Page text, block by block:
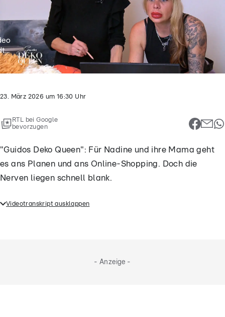
23. März 2026 um 16:30 Uhr
RTL bei Google
bevorzugen
"Guidos Deko Queen": Für Nadine und ihre Mama geht
es ans Planen und ans Online-Shopping. Doch die
Nerven liegen schnell blank.
"Guidos Deko Queen": Für Nadine und ihre Mama
Videotranskript ausklappen
- Anzeige -